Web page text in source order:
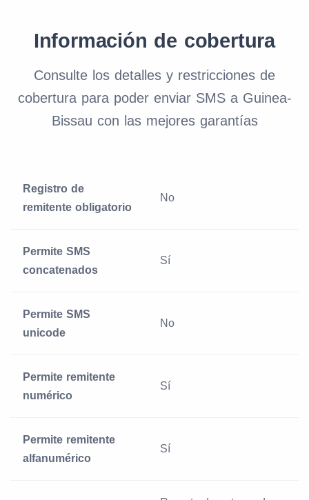
Información de cobertura
Consulte los detalles y restricciones de
cobertura para poder enviar SMS a Guinea-
Bissau con las mejores garantías
Registro de
remitente obligatorio
No
Permite SMS
concatenados
Sí
Permite SMS
unicode
No
Permite remitente
numérico
Sí
Permite remitente
alfanumérico
Sí